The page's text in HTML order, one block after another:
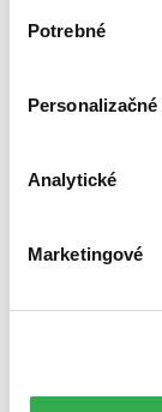
keby sme
súhlasu
Potrebné
Personalizačné
Analytické
Marketingové